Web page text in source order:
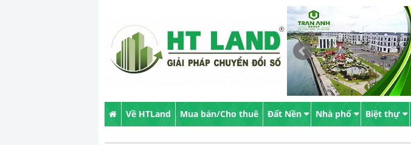
Về HTLand Mua bán/Cho thuê Đất Nền Nhà phố Biệt thự